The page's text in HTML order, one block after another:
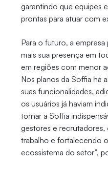
garantindo que equipes
prontas para atuar com
Para o futuro, a empresa
mais sua presença em
em regiões com menor
Nos planos da Soffia há
suas funcionalidades,
os usuários já haviam
tornar a Soffia
gestores e
trabalho e fortalecendo o
ecossistema do setor”,